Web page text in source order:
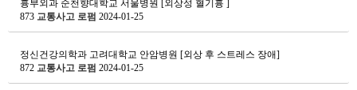
흉부외과 순천향대학교 서울병원 [외상성 혈기흉 ]
873 교통사고 로펌 2024-01-25
정신건강의학과 고려대학교 안암병원 [외상 후 스트레스 장애]
872 교통사고 로펌 2024-01-25